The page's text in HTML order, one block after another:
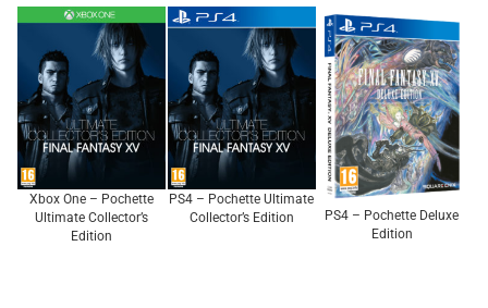
Xbox One – Pochette
Ultimate Collector’s
Edition
PS4 – Pochette Ultimate
Collector’s Edition
PS4 – Pochette Deluxe
Edition